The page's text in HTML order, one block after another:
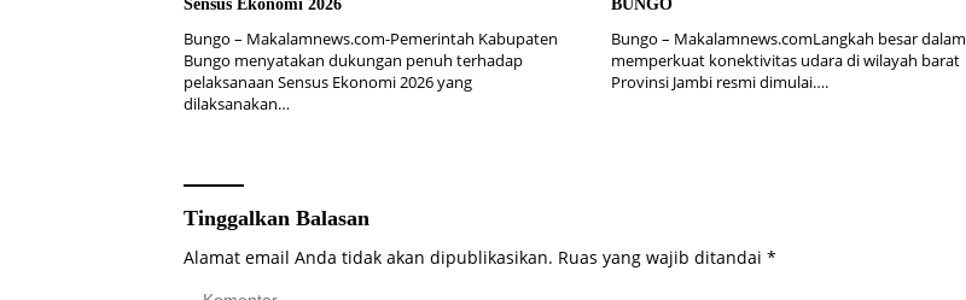
Sensus Ekonomi 2026
Bungo – Makalamnews.com-Pemerintah Kabupaten
Bungo menyatakan dukungan penuh terhadap
pelaksanaan Sensus Ekonomi 2026 yang
dilaksanakan…
BUNGO
Bungo – Makalamnews.comLangkah besar dalam
memperkuat konektivitas udara di wilayah barat
Provinsi Jambi resmi dimulai….
Tinggalkan Balasan
Alamat email Anda tidak akan dipublikasikan. Ruas yang wajib ditandai *